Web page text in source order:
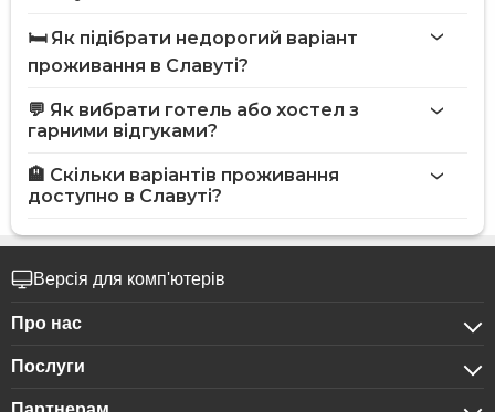
🛏️ Як підібрати недорогий варіант
проживання в Славуті?
💬 Як вибрати готель або хостел з
гарними відгуками?
🏨 Скільки варіантів проживання
доступно в Славуті?
Версія для комп'ютерів
Про нас
Про компанію
Послуги